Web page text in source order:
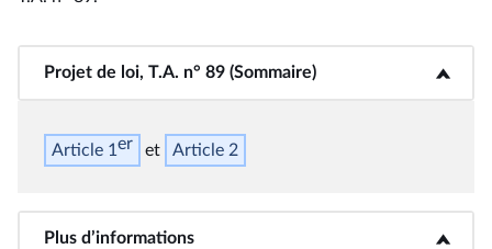
Projet de loi, T.A. n° 89 (Sommaire)
<b>Projet de loi, T.A. n° 89 (Sommaire)</b>
Article 1er Article 2
Plus d’informations<b>Plus d’informations</b>